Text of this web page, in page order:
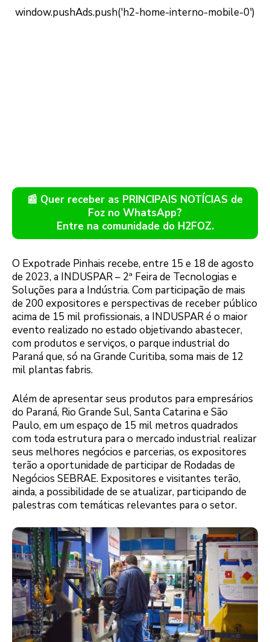
📰 Quer receber as PRINCIPAIS NOTÍCIAS de
Foz no WhatsApp?
Entre na comunidade do H2FOZ.
O Expotrade Pinhais recebe, entre 15 e 18 de agosto
de 2023, a INDUSPAR – 2ª Feira de Tecnologias e
Soluções para a Indústria. Com participação de mais
de 200 expositores e perspectivas de receber público
acima de 15 mil profissionais, a INDUSPAR é o maior
evento realizado no estado objetivando abastecer,
com produtos e serviços, o parque industrial do
Paraná que, só na Grande Curitiba, soma mais de 12
mil plantas fabris.
Além de apresentar seus produtos para empresários
do Paraná, Rio Grande Sul, Santa Catarina e São
Paulo, em um espaço de 15 mil metros quadrados
com toda estrutura para o mercado industrial realizar
seus melhores negócios e parcerias, os expositores
terão a oportunidade de participar de Rodadas de
Negócios SEBRAE. Expositores e visitantes terão,
ainda, a possibilidade de se atualizar, participando de
palestras com temáticas relevantes para o setor.